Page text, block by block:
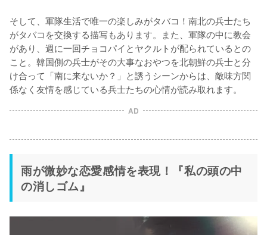
そして、軍隊生活で唯一の楽しみがタバコ！南北の兵士たち
がタバコを交換する描写もあります。また、軍隊の中に教会
があり、週に一回チョコパイとヤクルトが配られているとの
こと。韓国側の兵士がその大事なおやつを北朝鮮の兵士と分
け合って「南に来ないか？」と誘うシーンからは、敵味方関
係なく友情を感じている兵士たちの心情が読み取れます。
AD
雨が微妙な恋愛感情を表現！『私の頭の中
の消しゴム』